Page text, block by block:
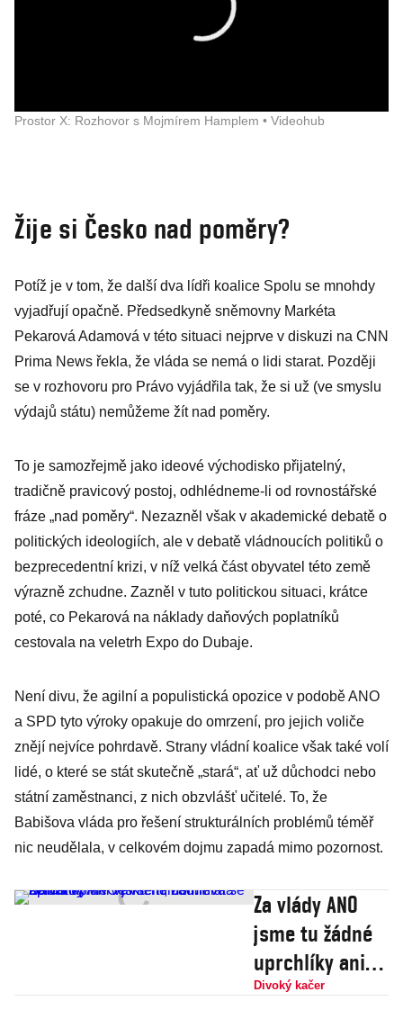
Prostor X: Rozhovor s Mojmírem Hamplem • Videohub
Žije si Česko nad poměry?
Potíž je v tom, že další dva lídři koalice Spolu se mnohdy
vyjadřují opačně. Předsedkyně sněmovny Markéta
Pekarová Adamová v této situaci nejprve v diskuzi na CNN
Prima News řekla, že vláda se nemá o lidi starat. Později
se v rozhovoru pro Právo vyjádřila tak, že si už (ve smyslu
výdajů státu) nemůžeme žít nad poměry.
To je samozřejmě jako ideové východisko přijatelný,
tradičně pravicový postoj, odhlédneme-li od rovnostářské
fráze „nad poměry“. Nezazněl však v akademické debatě o
politických ideologiích, ale v debatě vládnoucích politiků o
bezprecedentní krizi, v níž velká část obyvatel této země
výrazně zchudne. Zazněl v tuto politickou situaci, krátce
poté, co Pekarová na náklady daňových poplatníků
cestovala na veletrh Expo do Dubaje.
Není divu, že agilní a populistická opozice v podobě ANO
a SPD tyto výroky opakuje do omrzení, pro jejich voliče
znějí nejvíce pohrdavě. Strany vládní koalice však také volí
lidé, o které se stát skutečně „stará“, ať už důchodci nebo
státní zaměstnanci, z nich obzvlášť učitelé. To, že
Babišova vláda pro řešení strukturálních problémů téměř
nic neudělala, v celkovém dojmu zapadá mimo pozornost.
Za vlády ANO
jsme tu žádné
uprchlíky ani
válku neměli.
Divoký kačer